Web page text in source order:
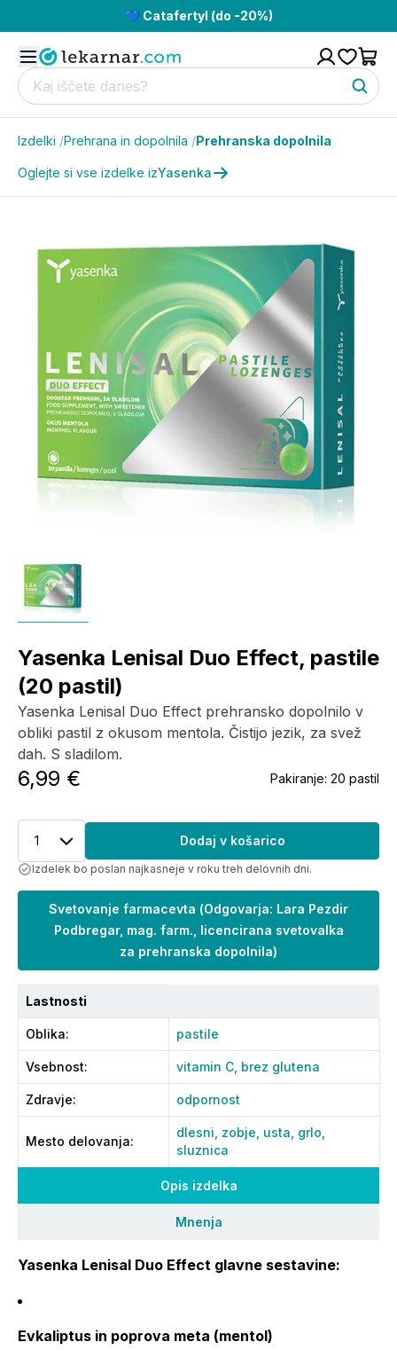
💙 Catafertyl (do -20%)
Izdelki /Prehrana in dopolnila /Prehranska dopolnila
Oglejte si vse izdelke izYasenka
Opis izdelka
Mnenja
Yasenka Lenisal Duo Effect glavne sestavine:
Evkaliptus in poprova meta (mentol)
Yasenka Lenisal Duo Effect, pastile
(20 pastil)
Yasenka Lenisal Duo Effect prehransko dopolnilo v
obliki pastil z okusom mentola. Čistijo jezik, za svež
dah. S sladilom.
6,99 € Pakiranje: 20 pastil
1 Dodaj v košarico
Izdelek bo poslan najkasneje v roku treh delovnih dni.
Svetovanje farmacevta (Odgovarja: Lara Pezdir
Podbregar, mag. farm., licencirana svetovalka
za prehranska dopolnila)
Lastnosti
Oblika: pastile
Vsebnost: vitamin C, brez glutena
Zdravje: odpornost
Mesto delovanja:
dlesni, zobje, usta, grlo,
sluznica